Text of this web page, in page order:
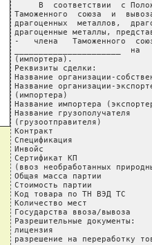
В  соответствии  с
Таможенного  союза  и
драгоценных  металлов,
драгоценные металлы,
-   члена   Таможенного
______________________
(импортера).
Реквизиты сделки:
Название организации-
Название организации-
(импортера)
Название импортера
Название грузополучателя
(грузоотправителя)
Контракт
Спецификация
Инвойс
Сертификат КП
(ввоз необработанных
Общая масса партии
Стоимость партии
Код товара по ТН ВЭД ТС
Количество мест
Государства ввоза/вывоза
Разрешительные документы:
лицензия
разрешение на переработку